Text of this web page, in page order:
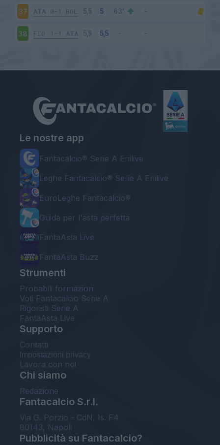
37 ATA 0-1 BOL
38 FIO 1-1 ATA
Le nostre app
Fantacalcio® Serie A Enilive
Leghe Fantacalcio® Serie A Enilive
EuroLeghe Fantacalcio®
Guida per l'asta perfetta
FantaAsta Live
FantaAsta Buzz
Strumenti
Probabili formazioni
Voti Fantacalcio Serie A
Rigoristi Serie A
FantaAsta Live
Supporto
Contatti
Impostazioni privacy
Lavora con noi
Chi siamo
Redazione
Fantacalcio S.r.l.
Via G. Porzio - CdN, Is. F4
80143, Napoli
Pubblicità su Fantacalcio?